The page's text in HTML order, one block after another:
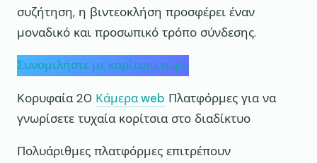
συζήτηση, η βιντεοκλήση προσφέρει έναν
μοναδικό και προσωπικό τρόπο σύνδεσης.
Συνομιλήστε με κορίτσια τώρα
Κορυφαία 20 Κάμερα web Πλατφόρμες για να
γνωρίσετε τυχαία κορίτσια στο διαδίκτυο
Πολυάριθμες πλατφόρμες επιτρέπουν